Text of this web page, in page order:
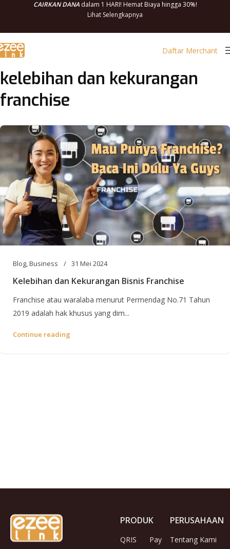
CAIRKAN DANAdalam 1 HARI! Hemat Biaya hingga 30%!
Lihat Selengkapnya
Daftar Merchant
kelebihan dan kekurangan
franchise
Blog,Business 31 Mei 2024
Kelebihan dan Kekurangan Bisnis Franchise
Franchise atau waralaba menurut Permendag No.71 Tahun
2019 adalah hak khusus yang dim...
Continue reading
PRODUK
QRIS
Pay
PERUSAHAAN
Tentang Kami